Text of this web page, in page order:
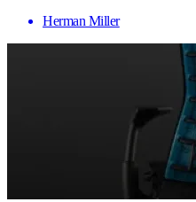
Herman Miller